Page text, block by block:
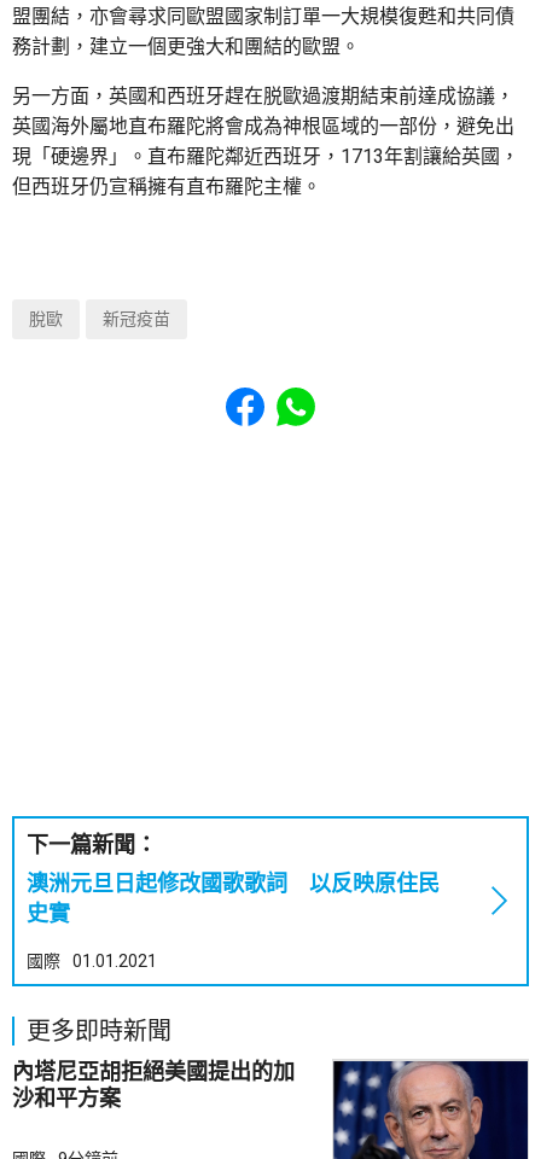
盟團結，亦會尋求同歐盟國家制訂單一大規模復甦和共同債
務計劃，建立一個更強大和團結的歐盟。
另一方面，英國和西班牙趕在脱歐過渡期結束前達成協議，
英國海外屬地直布羅陀將會成為神根區域的一部份，避免出
現「硬邊界」。直布羅陀鄰近西班牙，1713年割讓給英國，
但西班牙仍宣稱擁有直布羅陀主權。
脫歐 新冠疫苗
Share to Facebook
Share to WhatsApp
下一篇新聞：
澳洲元旦日起修改國歌歌詞 以反映原住民
史實
國際 01.01.2021
更多即時新聞
內塔尼亞胡拒絕美國提出的加
沙和平方案